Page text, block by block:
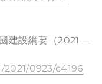
建設綱要（2021—
0923/c4196